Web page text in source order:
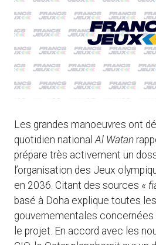
Les grandes manoeuvres ont
quotidien nationalAl Watan
prépare très activement un
l’organisation des Jeux
en 2036. Citant des sources «
basé à Doha explique toutes
gouvernementales
le projet. En accord avec les